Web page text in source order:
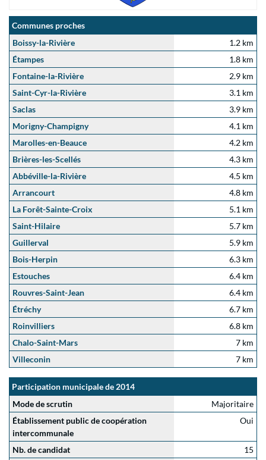
Communes proches
Boissy-la-Rivière
1.2 km
Étampes
1.8 km
Fontaine-la-Rivière
2.9 km
Saint-Cyr-la-Rivière
3.1 km
Saclas
3.9 km
Morigny-Champigny
4.1 km
Marolles-en-Beauce
4.2 km
Brières-les-Scellés
4.3 km
Abbéville-la-Rivière
4.5 km
Arrancourt
4.8 km
La Forêt-Sainte-Croix
5.1 km
Saint-Hilaire
5.7 km
Guillerval
5.9 km
Bois-Herpin
6.3 km
Estouches
6.4 km
Rouvres-Saint-Jean
6.4 km
Étréchy
6.7 km
Roinvilliers
6.8 km
Chalo-Saint-Mars
7 km
Villeconin
7 km
Participation municipale de 2014
Mode de scrutin
Majoritaire
Établissement public de coopération
intercommunale
Oui
Nb. de candidat
15